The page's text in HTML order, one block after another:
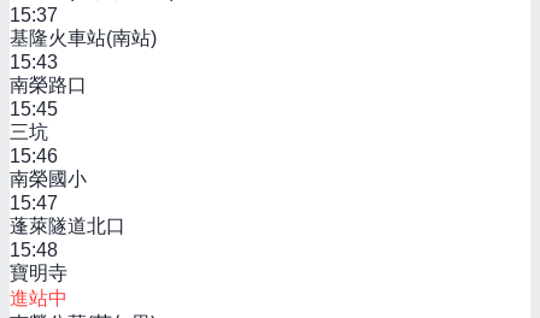
15:37
基隆火車站(南站)
15:43
南榮路口
15:45
三坑
15:46
南榮國小
15:47
蓬萊隧道北口
15:48
寶明寺
進站中